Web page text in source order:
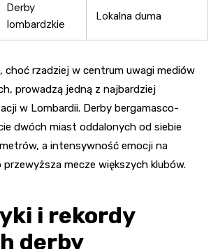
Derby
lombardzkie
Lokalna duma
choć rzadziej w centrum uwagi mediów
prowadzą jedną z najbardziej
w Lombardii. Derby bergamasco-
dwóch miast oddalonych od siebie
a intensywność emocji na
mecze większych klubów.
i rekordy
derby